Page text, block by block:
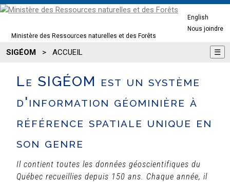
Ministère des Ressources naturelles et des Forêts
English
Nous joindre
SIGÉOM > ACCUEIL ☰
Le SIGÉOM est un système
d'information géominière à
référence spatiale unique en
son genre
Il contient toutes les données géoscientifiques du
Québec recueillies depuis 150 ans. Chaque année, il